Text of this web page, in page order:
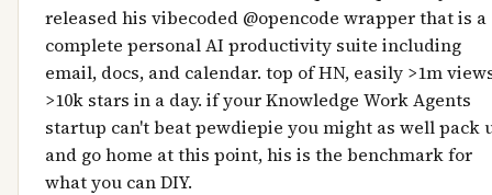
released his vibecoded @opencode wrapper that is a
complete personal AI productivity suite including
email, docs, and calendar. top of HN, easily >1m
>10k stars in a day. if your Knowledge Work Agents
startup can't beat pewdiepie you might as well pack
and go home at this point, his is the benchmark for
what you can DIY.